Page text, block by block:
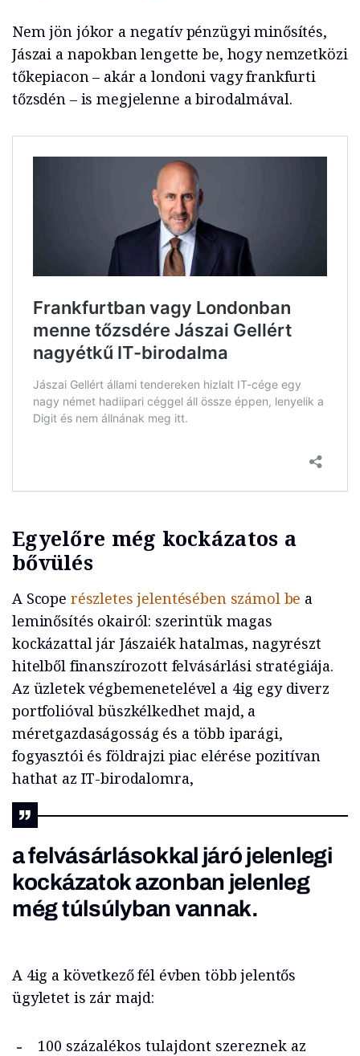
Nem jön jókor a negatív pénzügyi minősítés,
Jászai a napokban lengette be, hogy nemzetközi
tőkepiacon – akár a londoni vagy frankfurti
tőzsdén – is megjelenne a birodalmával.
Egyelőre még kockázatos a
bővülés
A Scope részletes jelentésében számol be a
leminősítés okairól: szerintük magas
kockázattal jár Jászaiék hatalmas, nagyrészt
hitelből finanszírozott felvásárlási stratégiája.
Az üzletek végbemenetelével a 4ig egy diverz
portfolióval büszkélkedhet majd, a
méretgazdaságosság és a több iparági,
fogyasztói és földrajzi piac elérése pozitívan
hathat az IT-birodalomra,
a felvásárlásokkal járó jelenlegi
kockázatok azonban jelenleg
még túlsúlyban vannak.
A 4ig a következő fél évben több jelentős
ügyletet is zár majd:
100 százalékos tulajdont szereznek az